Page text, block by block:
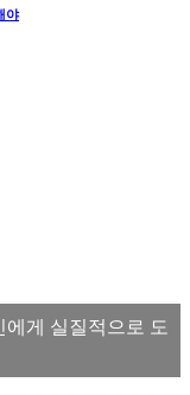
야
게 실질적으로 도